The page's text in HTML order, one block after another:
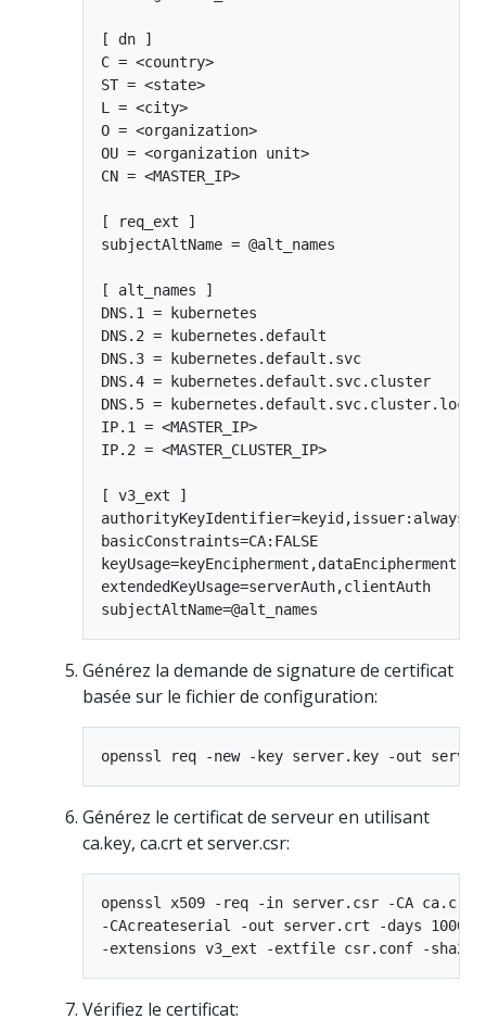
[ dn ]
C = <country>
ST = <state>
L = <city>
O = <organization>
OU = <organization unit>
CN = <MASTER_IP>
[ req_ext ]
subjectAltName = @alt_names
[ alt_names ]
DNS.1 = kubernetes
DNS.2 = kubernetes.default
DNS.3 = kubernetes.default.svc
DNS.4 = kubernetes.default.svc.cluster
DNS.5 = kubernetes.default.svc.cluster.local
IP.1 = <MASTER_IP>
IP.2 = <MASTER_CLUSTER_IP>
[ v3_ext ]
authorityKeyIdentifier=keyid,issuer:always
basicConstraints=CA:FALSE
keyUsage=keyEncipherment,dataEncipherment
extendedKeyUsage=serverAuth,clientAuth
Générez la demande de signature de certificat
basée sur le fichier de configuration:
Générez le certificat de serveur en utilisant
ca.key, ca.crt et server.csr:
openssl x509 -req -in server.csr -CA ca.crt
-CAcreateserial -out server.crt -days 10000
Vérifiez le certificat: